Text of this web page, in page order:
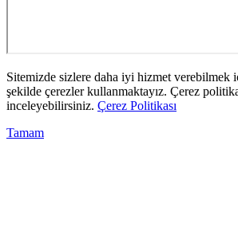
Sitemizde sizlere daha iyi hizmet verebilmek
şekilde çerezler kullanmaktayız. Çerez
inceleyebilirsiniz. Çerez Politikası
Tamam